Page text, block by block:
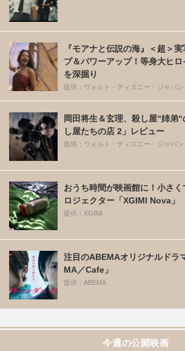
『モアナと伝説の海』＜超＞
プ＆パワーアップ！等身大ヒ
を深掘り
提供：ウォルト・ディズニー・ジャパン
岡田将生＆玄理、殺し屋“姉弟
し屋たちの店 2」レビュー
提供：ウォルト・ディズニー・ジャパン
おうち時間が映画館に！小さ
ロジェクター「XGIMI Nova」
提供：XGIMI
注目のABEMAオリジナルドラ
MA／Cafe」
提供：ABEMA
今週の公開映画